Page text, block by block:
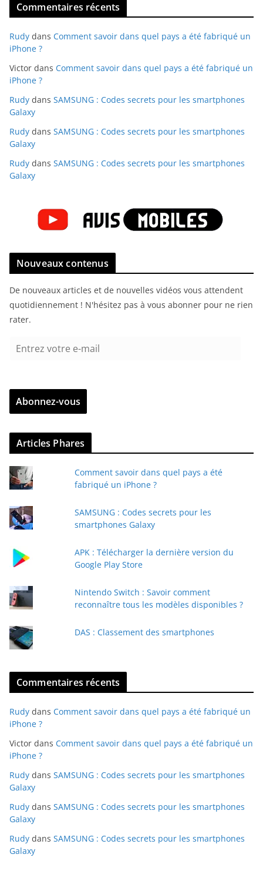
Commentaires récents
Rudy dans Comment savoir dans quel pays a été fabriqué un
iPhone ?
Victor dans Comment savoir dans quel pays a été fabriqué un
iPhone ?
Rudy dans SAMSUNG : Codes secrets pour les smartphones
Galaxy
Rudy dans SAMSUNG : Codes secrets pour les smartphones
Galaxy
Rudy dans SAMSUNG : Codes secrets pour les smartphones
Galaxy
Nouveaux contenus
De nouveaux articles et de nouvelles vidéos vous attendent
quotidiennement ! N'hésitez pas à vous abonner pour ne rien
rater.
r
z
v
r
e
e
a
Abonnez-vous
Articles Phares
Comment savoir dans quel pays a été
fabriqué un iPhone ?
SAMSUNG : Codes secrets pour les
smartphones Galaxy
APK : Télécharger la dernière version du
Google Play Store
Nintendo Switch : Savoir comment
reconnaître tous les modèles disponibles ?
DAS : Classement des smartphones
Commentaires récents
Rudy dans Comment savoir dans quel pays a été fabriqué un
iPhone ?
Victor dans Comment savoir dans quel pays a été fabriqué un
iPhone ?
Rudy dans SAMSUNG : Codes secrets pour les smartphones
Galaxy
Rudy dans SAMSUNG : Codes secrets pour les smartphones
Galaxy
Rudy dans SAMSUNG : Codes secrets pour les smartphones
Galaxy